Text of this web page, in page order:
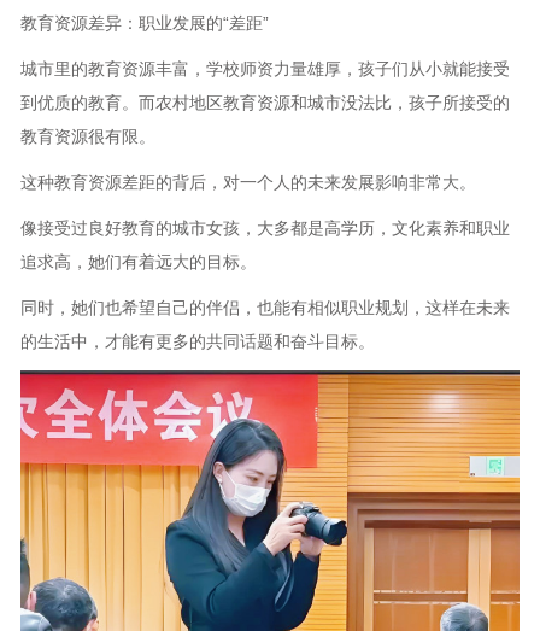
教育资源差异：职业发展的“差距”
城市里的教育资源丰富，学校师资力量雄厚，孩子们从小就能接受
到优质的教育。而农村地区教育资源和城市没法比，孩子所接受的
教育资源很有限。
这种教育资源差距的背后，对一个人的未来发展影响非常大。
像接受过良好教育的城市女孩，大多都是高学历，文化素养和职业
追求高，她们有着远大的目标。
同时，她们也希望自己的伴侣，也能有相似职业规划，这样在未来
的生活中，才能有更多的共同话题和奋斗目标。